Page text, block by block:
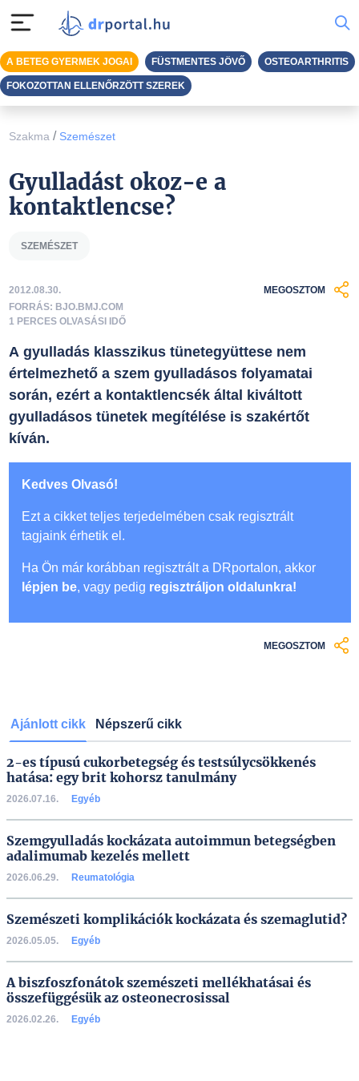
Szakma / Szemészet
Gyulladást okoz-e a
kontaktlencse?
SZEMÉSZET
2012.08.30.
FORRÁS: BJO.BMJ.COM
1 PERCES OLVASÁSI IDŐ
MEGOSZTOM
A gyulladás klasszikus tünetegyüttese nem
értelmezhető a szem gyulladásos folyamatai
során, ezért a kontaktlencsék által kiváltott
gyulladásos tünetek megítélése is szakértőt
kíván.
Kedves Olvasó!
Ezt a cikket teljes terjedelmében csak regisztrált
tagjaink érhetik el.
Ha Ön már korábban regisztrált a DRportalon, akkor
lépjen be, vagy pedig regisztráljon oldalunkra!
MEGOSZTOM
Ajánlott cikk Népszerű cikk
2-es típusú cukorbetegség és testsúlycsökkenés
hatása: egy brit kohorsz tanulmány
2026.07.16. Egyéb
Szemgyulladás kockázata autoimmun betegségben
adalimumab kezelés mellett
2026.06.29. Reumatológia
Szemészeti komplikációk kockázata és szemaglutid?
2026.05.05. Egyéb
A biszfoszfonátok szemészeti mellékhatásai és
összefüggésük az osteonecrosissal
2026.02.26. Egyéb
A BETEG GYERMEK JOGAI FÜSTMENTES JÖVŐ OSTEOARTHRITIS
FOKOZOTTAN ELLENŐRZÖTT SZEREK